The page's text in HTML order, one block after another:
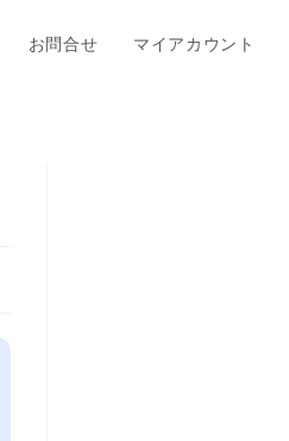
お問合せ マイアカウント